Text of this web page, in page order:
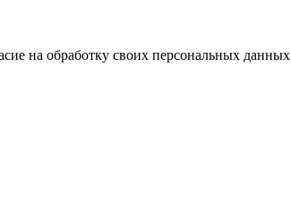
на обработку своих персональных данных